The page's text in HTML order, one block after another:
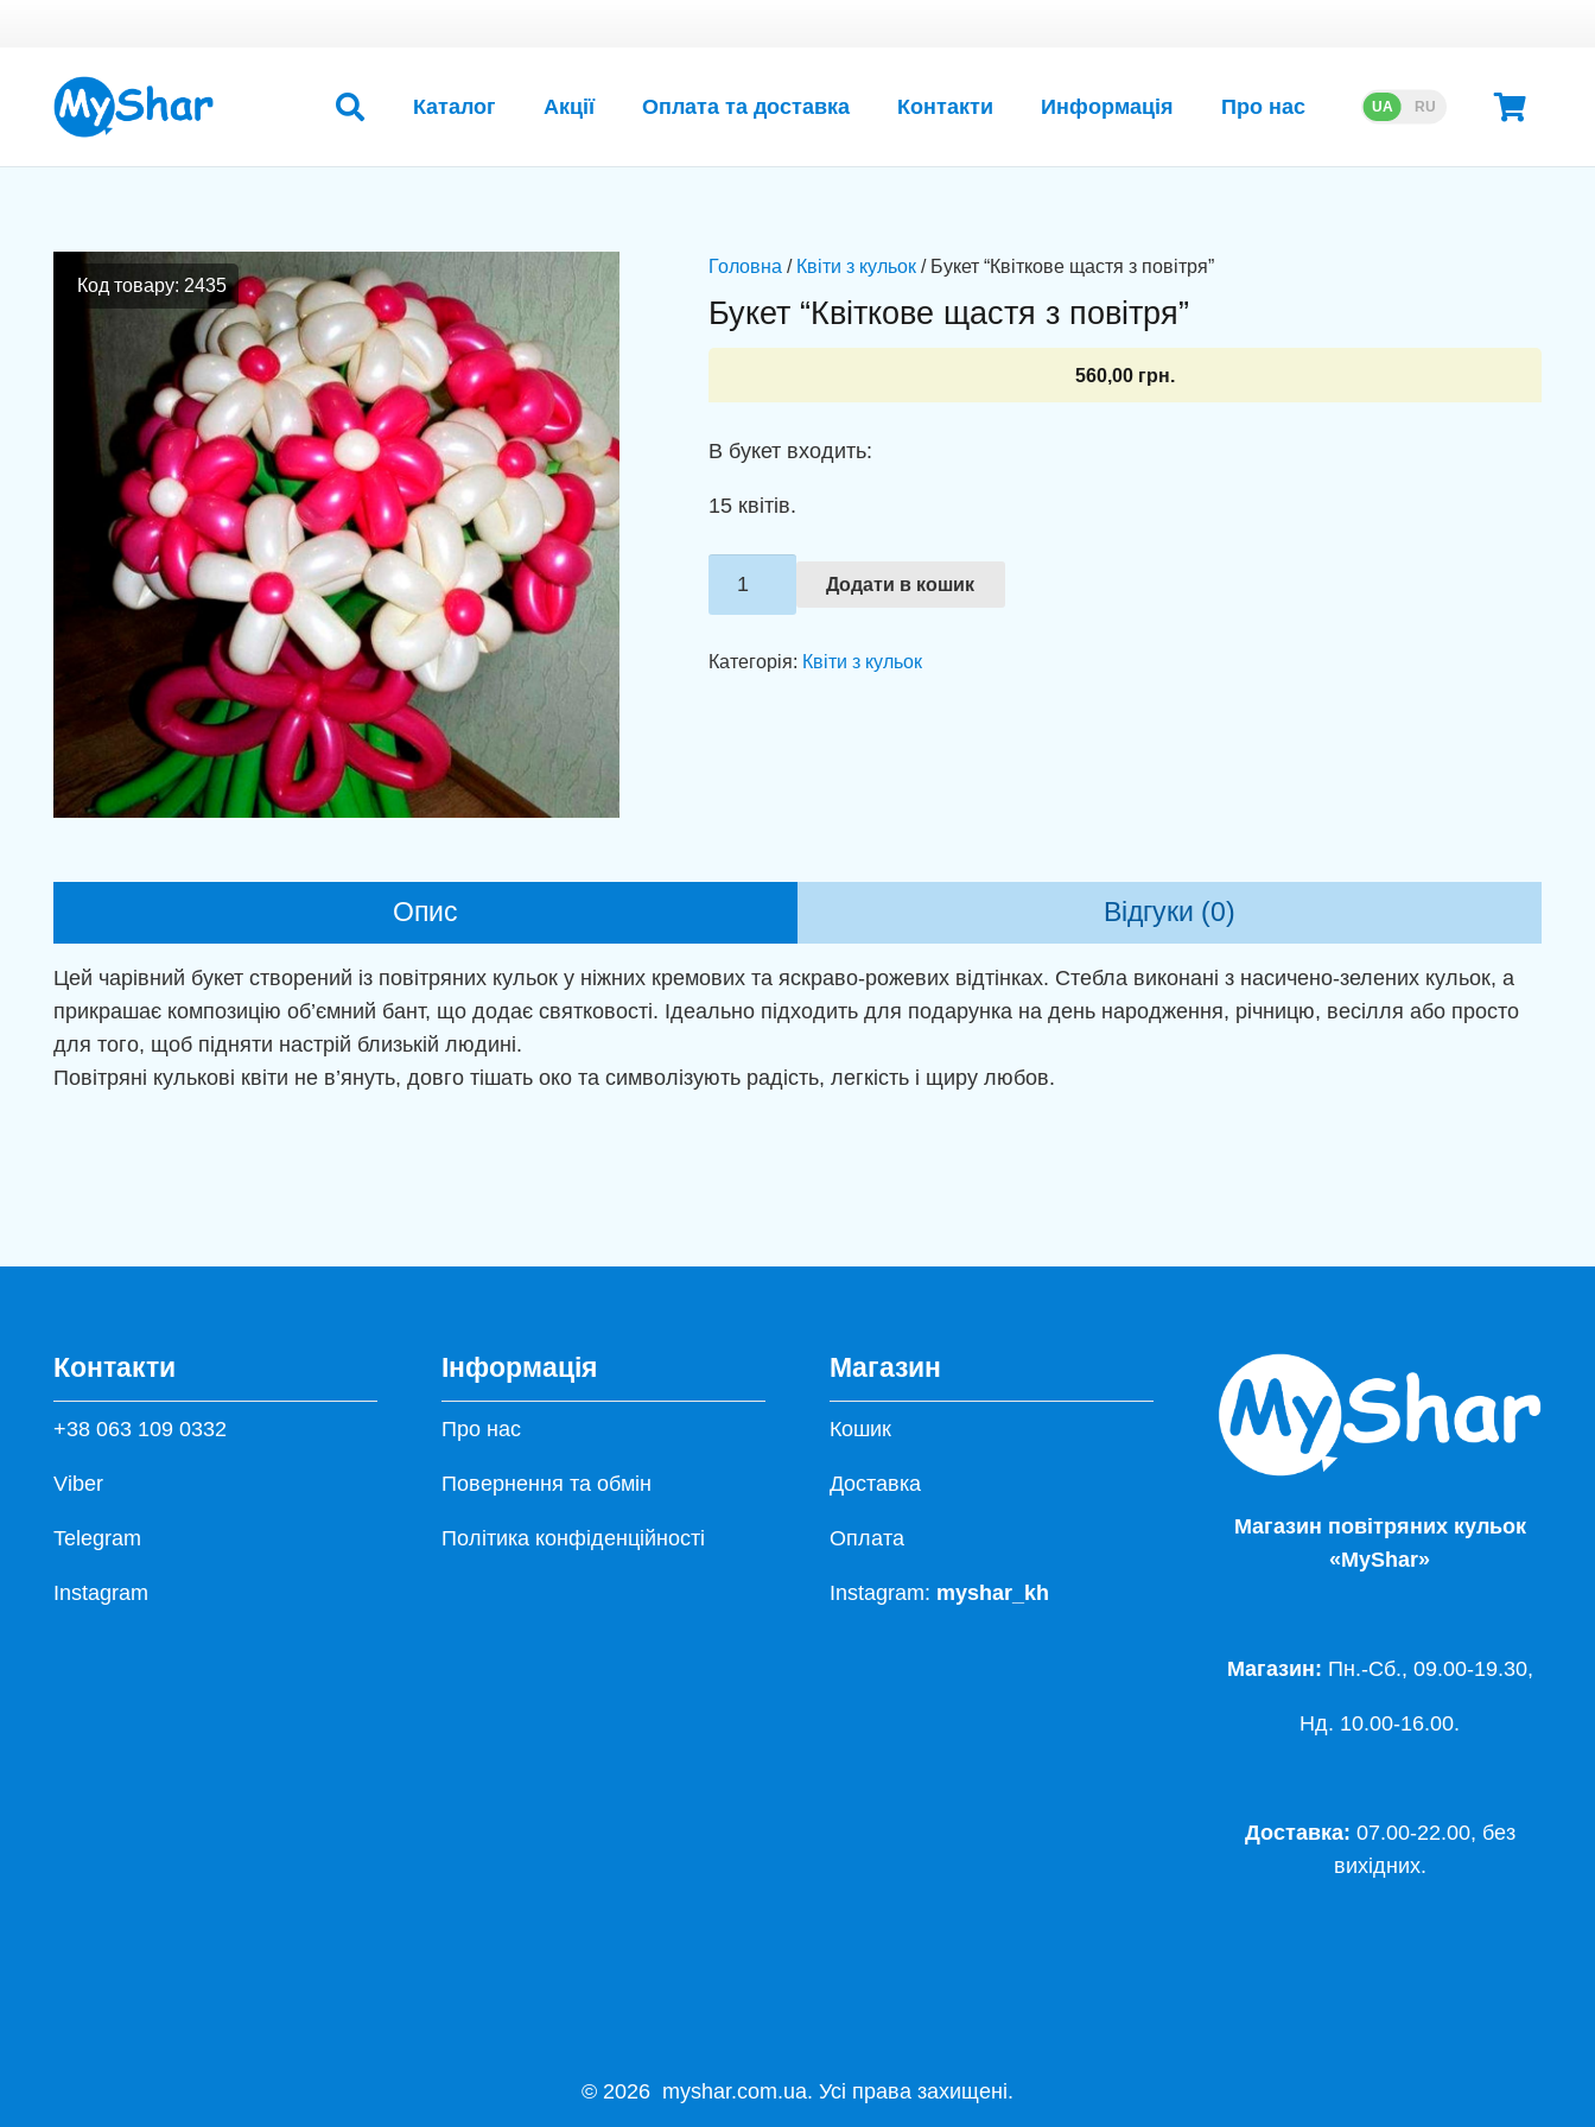
Каталог Акції Оплата та доставка Контакти Информація Про нас UA RU
Код товару: 2435
Головна / Квіти з кульок/ Букет “Квіткове щастя з повітря”
Букет “Квіткове щастя з повітря”
560,00 грн.
В букет входить:
15 квітів.
з
Додати в кошик
Категорія: Квіти з кульок
Опис Відгуки (0)
Цей чарівний букет створений із повітряних кульок у ніжних кремових та яскраво-рожевих відтінках. Стебла виконані з насичено-зелених кульок, а
прикрашає композицію об’ємний бант, що додає святковості. Ідеально підходить для подарунка на день народження, річницю, весілля або просто
для того, щоб підняти настрій близькій людині.
Повітряні кулькові квіти не в’януть, довго тішать око та символізують радість, легкість і щиру любов.
Контакти
+38 063 109 0332
Viber
Telegram
Instagram
Інформація
Про нас
Повернення та обмін
Політика конфіденційності
Магазин
Кошик
Доставка
Оплата
Instagram: myshar_kh
Магазин повітряних кульок
«MyShar»
Магазин: Пн.-Сб., 09.00-19.30,
Нд. 10.00-16.00.
Доставка: 07.00-22.00, без
вихідних.
© 2026 myshar.com.ua. Усі права захищені.